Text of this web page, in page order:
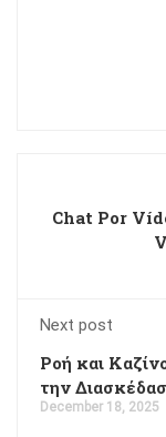
Chat Por
Next post
Ροή και
την
December 18, 2025